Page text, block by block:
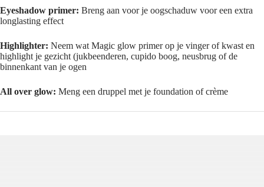
Eyeshadow primer: Breng aan voor je oogschaduw voor een extra
longlasting effect
Highlighter: Neem wat Magic glow primer op je vinger of kwast en
highlight je gezicht (jukbeenderen, cupido boog, neusbrug of de
binnenkant van je ogen
All over glow: Meng een druppel met je foundation of crème